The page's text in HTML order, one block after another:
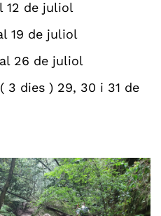
12 de juliol
19 de juliol
26 de juliol
3 dies ) 29, 30 i 31 de